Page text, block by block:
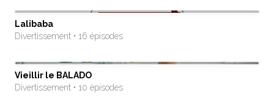
Lalibaba
Divertissement • 16 épisodes
Vieillir le BALADO
Divertissement • 10 épisodes